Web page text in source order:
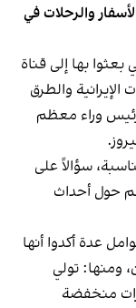
والرحلات في
بعثوا بها إلى قناة
الإيرانية والطرق
وراء معظم
سؤالاً على
حول أحداث
عدة أكدوا أنها
ومنها: تولي
منخفضة